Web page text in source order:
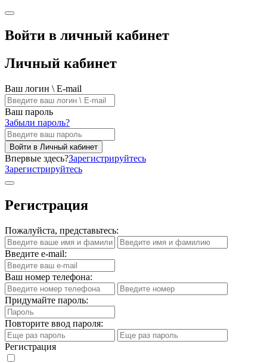
Войти в личный кабинет
Личный кабинет
Ваш логин \ E-mail
Ваш пароль
Забыли пароль?
Войти в Личный кабинет
Впервые здесь?Зарегистрируйтесь
Зарегистрируйтесь
Регистрация
Пожалуйста, представьтесь:
Введите e-mail:
Ваш номер телефона:
Придумайте пароль:
Повторите ввод пароля:
Регистрация